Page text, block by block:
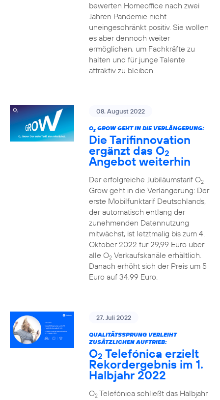
bewerten Homeoffice nach zwei
Jahren Pandemie nicht
uneingeschränkt positiv. Sie wollen
es aber dennoch weiter
ermöglichen, um Fachkräfte zu
halten und für junge Talente
attraktiv zu bleiben.
08. August 2022
O2GROW GEHT IN DIE VERLÄNGERUNG:
Die Tarifinnovation
ergänzt das O2
Angebot weiterhin
Der erfolgreiche Jubiläumstarif O2
Grow geht in die Verlängerung: Der
erste Mobilfunktarif Deutschlands,
der automatisch entlang der
zunehmenden Datennutzung
mitwächst, ist letztmalig bis zum 4.
Oktober 2022 für 29,99 Euro über
alle O2Verkaufskanäle erhältlich.
Danach erhöht sich der Preis um 5
Euro auf 34,99 Euro.
27. Juli 2022
QUALITÄTSSPRUNG VERLEIHT
ZUSÄTZLICHEN AUFTRIEB:
O2 Telefónica erzielt
Rekordergebnis im 1.
Halbjahr 2022
O2Telefónica schließt das Halbjahr